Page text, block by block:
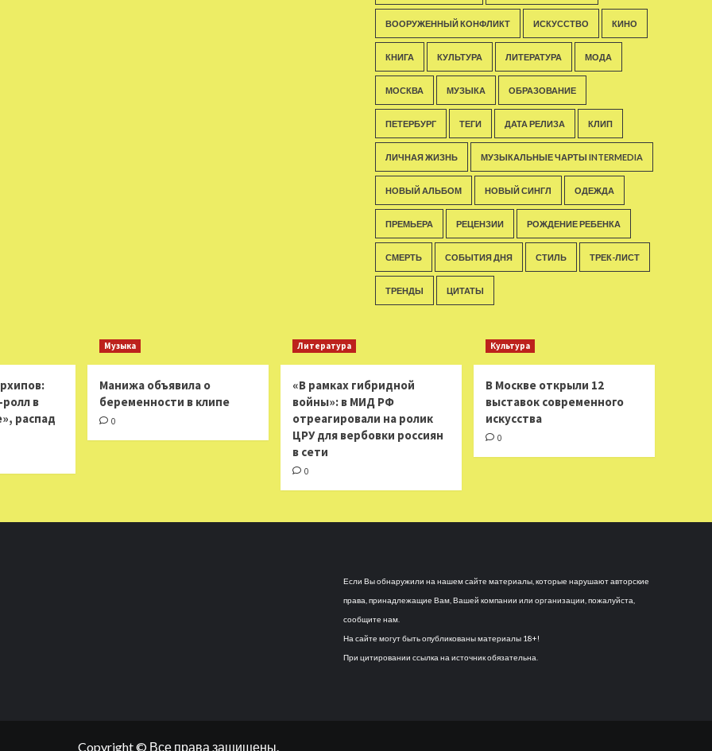
ВООРУЖЕННЫЙ КОНФЛИКТ ИСКУССТВО КИНО
КНИГА КУЛЬТУРА ЛИТЕРАТУРА МОДА
МОСКВА МУЗЫКА ОБРАЗОВАНИЕ
ПЕТЕРБУРГ ТЕГИ ДАТА РЕЛИЗА КЛИП
ЛИЧНАЯ ЖИЗНЬ МУЗЫКАЛЬНЫЕ ЧАРТЫ INTERMEDIA
НОВЫЙ АЛЬБОМ НОВЫЙ СИНГЛ ОДЕЖДА
ПРЕМЬЕРА РЕЦЕНЗИИ РОЖДЕНИЕ РЕБЕНКА
СМЕРТЬ СОБЫТИЯ ДНЯ СТИЛЬ ТРЕК-ЛИСТ
ТРЕНДЫ ЦИТАТЫ
в
распад
Музыка
Манижа объявила о
беременности в клипе
0
Литература
«В рамках гибридной
войны»: в МИД РФ
отреагировали на ролик
ЦРУ для вербовки россиян
в сети
0
Культура
В Москве открыли 12
выставок современного
искусства
0
Если Вы обнаружили на нашем сайте материалы, которые нарушают авторские
права, принадлежащие Вам, Вашей компании или организации, пожалуйста,
сообщите нам.
На сайте могут быть опубликованы материалы 18+!
При цитировании ссылка на источник обязательна.
Copyright © Все права защищены.